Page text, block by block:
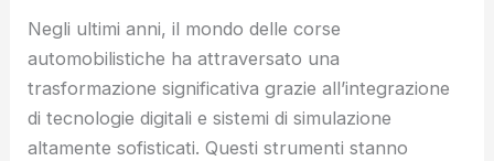
Negli ultimi anni, il mondo delle corse
automobilistiche ha attraversato una
trasformazione significativa grazie all’integrazione
di tecnologie digitali e sistemi di simulazione
altamente sofisticati. Questi strumenti stanno